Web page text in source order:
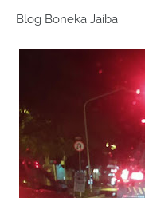
Blog Boneka Jaíba